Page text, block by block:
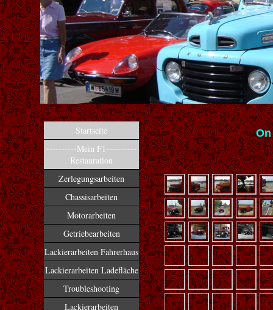
Startseite
----------Mein F1----------
Restauration
Zerlegungsarbeiten
Chassisarbeiten
Motorarbeiten
Getriebearbeiten
Lackierarbeiten Fahrerhaus
Lackierarbeiten Ladefläche
Troubleshooting
Lackierarbeiten